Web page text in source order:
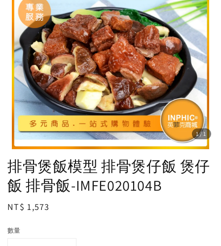
1/1
排骨煲飯模型 排骨煲仔飯 煲仔
飯 排骨飯-IMFE020104B
Regular
NT$ 1,573
數量